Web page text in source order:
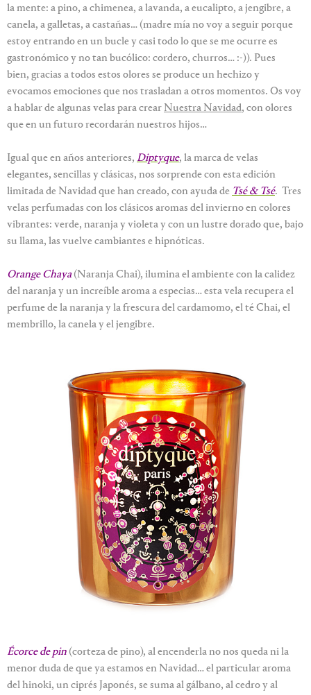
la mente: a pino, a chimenea, a lavanda, a eucalipto, a jengibre, a
canela, a galletas, a castañas… (madre mía no voy a seguir porque
estoy entrando en un bucle y casi todo lo que se me ocurre es
gastronómico y no tan bucólico: cordero, churros… :-)). Pues
bien, gracias a todos estos olores se produce un hechizo y
evocamos emociones que nos trasladan a otros momentos. Os voy
a hablar de algunas velas para crear Nuestra Navidad, con olores
que en un futuro recordarán nuestros hijos…
Igual que en años anteriores, Diptyque, la marca de velas
elegantes, sencillas y clásicas, nos sorprende con esta edición
limitada de Navidad que han creado, con ayuda de Tsé & Tsé. Tres
velas perfumadas con los clásicos aromas del invierno en colores
vibrantes: verde, naranja y violeta y con un lustre dorado que, bajo
su llama, las vuelve cambiantes e hipnóticas.
Orange Chaya(Naranja Chai), ilumina el ambiente con la calidez
del naranja y un increíble aroma a especias… esta vela recupera el
perfume de la naranja y la frescura del cardamomo, el té Chai, el
membrillo, la canela y el jengibre.
Écorce de pin (corteza de pino), al encenderla no nos queda ni la
menor duda de que ya estamos en Navidad… el particular aroma
del hinoki, un ciprés Japonés, se suma al gálbano, al cedro y al